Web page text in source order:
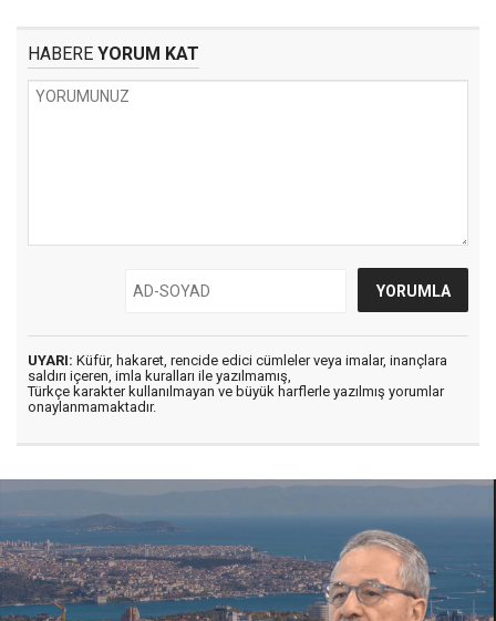
HABERE YORUM KAT
UYARI: Küfür, hakaret, rencide edici cümleler veya imalar, inançlara
saldırı içeren, imla kuralları ile yazılmamış,
Türkçe karakter kullanılmayan ve büyük harflerle yazılmış yorumlar
onaylanmamaktadır.